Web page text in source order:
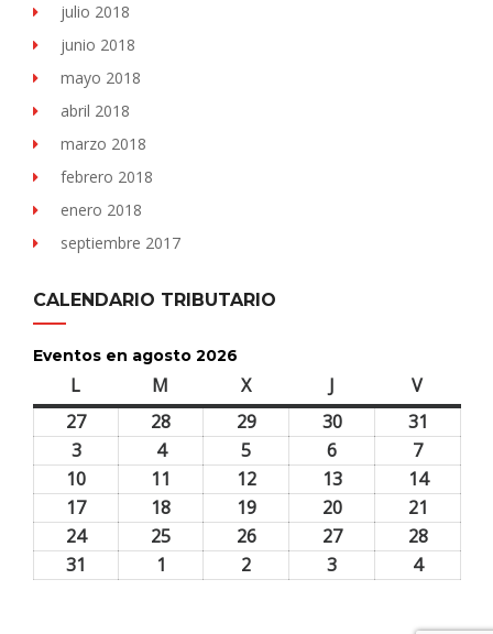
julio 2018
junio 2018
mayo 2018
abril 2018
marzo 2018
febrero 2018
enero 2018
septiembre 2017
CALENDARIO TRIBUTARIO
Eventos en agosto 2026
L M Xmiércoles J Vviernes
2727
28 2929
2026
3030
2026
31
2026
33
agosto,
2026
44
agosto,
2026
5
agosto,
2026
6
agosto,
2026
77
agosto,
2026
10
agosto,
2026
11 1212
agosto,
2026
1313
agosto,
2026
1414
2026
1717
agosto,
18 1919
agosto,
2020
agosto,
21
agosto,
2424
25 2626
2727
2828
31 1 2 3 44